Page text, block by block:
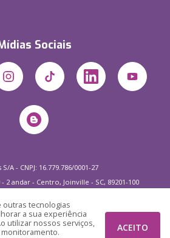
outras tecnologias
a sua experiência
utilizar nossos serviços,
ACEITO
Sociais
A - CNPJ: 16.779.786/0001-27
2 andar - Centro, Joinville - SC, 89201-100